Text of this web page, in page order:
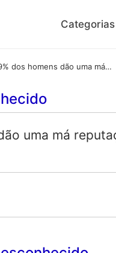
Categorias
99% dos homens dão uma má reputação ao resto.
uma má